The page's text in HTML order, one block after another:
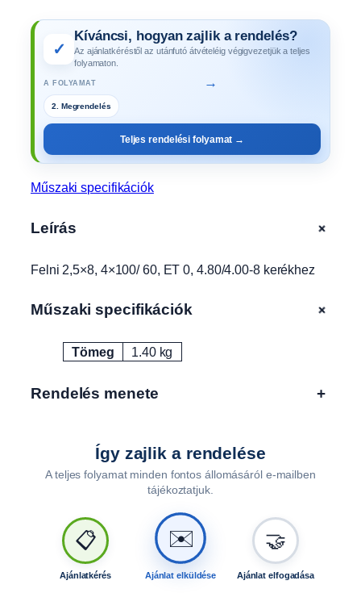
1
T
0
.
0
4
8
✓
Kíváncsi, hogyan zajlik a rendelés?
Az ajánlatkéréstől az utánfutó átvételéig végigvezetjük a teljes
folyamaton.
A FOLYAMAT →
Teljes rendelési folyamat →
Műszaki specifikációk
Leírás +
Felni 2,5×8, 4×100/ 60, ET 0, 4.80/4.00-8 kerékhez
Műszaki specifikációk +
Attribútumok Érték
Tömeg 1.40 kg
Rendelés menete +
Így zajlik a rendelése
A teljes folyamat minden fontos állomásáról e-mailben
tájékoztatjuk.
📋
Ajánlatkérés
✉️
Ajánlat elküldése
🤝
Ajánlat elfogadása